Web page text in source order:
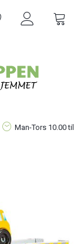
Man-Tors 10.00 til